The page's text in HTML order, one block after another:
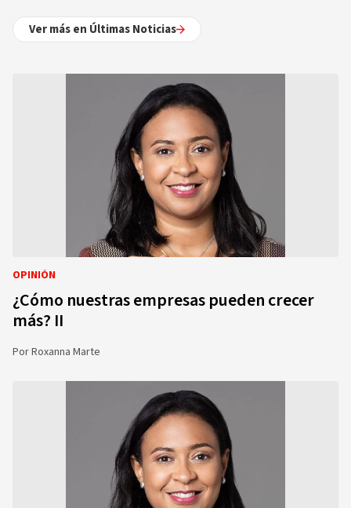
Ver más en Últimas Noticias
OPINIÓN
¿Cómo nuestras empresas pueden crecer
más? II
PorRoxanna Marte